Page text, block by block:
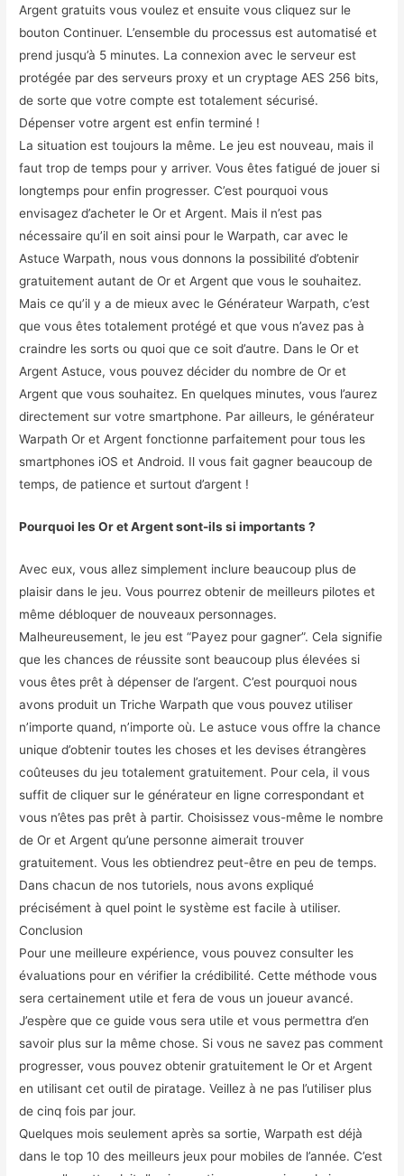
Argent gratuits vous voulez et ensuite vous cliquez sur le
bouton Continuer. L’ensemble du processus est automatisé et
prend jusqu’à 5 minutes. La connexion avec le serveur est
protégée par des serveurs proxy et un cryptage AES 256 bits,
de sorte que votre compte est totalement sécurisé.
Dépenser votre argent est enfin terminé !
La situation est toujours la même. Le jeu est nouveau, mais il
faut trop de temps pour y arriver. Vous êtes fatigué de jouer si
longtemps pour enfin progresser. C’est pourquoi vous
envisagez d’acheter le Or et Argent. Mais il n’est pas
nécessaire qu’il en soit ainsi pour le Warpath, car avec le
Astuce Warpath, nous vous donnons la possibilité d’obtenir
gratuitement autant de Or et Argent que vous le souhaitez.
Mais ce qu’il y a de mieux avec le Générateur Warpath, c’est
que vous êtes totalement protégé et que vous n’avez pas à
craindre les sorts ou quoi que ce soit d’autre. Dans le Or et
Argent Astuce, vous pouvez décider du nombre de Or et
Argent que vous souhaitez. En quelques minutes, vous l’aurez
directement sur votre smartphone. Par ailleurs, le générateur
Warpath Or et Argent fonctionne parfaitement pour tous les
smartphones iOS et Android. Il vous fait gagner beaucoup de
temps, de patience et surtout d’argent !
Pourquoi les Or et Argent sont-ils si importants ?
Avec eux, vous allez simplement inclure beaucoup plus de
plaisir dans le jeu. Vous pourrez obtenir de meilleurs pilotes et
même débloquer de nouveaux personnages.
Malheureusement, le jeu est “Payez pour gagner”. Cela signifie
que les chances de réussite sont beaucoup plus élevées si
vous êtes prêt à dépenser de l’argent. C’est pourquoi nous
avons produit un Triche Warpath que vous pouvez utiliser
n’importe quand, n’importe où. Le astuce vous offre la chance
unique d’obtenir toutes les choses et les devises étrangères
coûteuses du jeu totalement gratuitement. Pour cela, il vous
suffit de cliquer sur le générateur en ligne correspondant et
vous n’êtes pas prêt à partir. Choisissez vous-même le nombre
de Or et Argent qu’une personne aimerait trouver
gratuitement. Vous les obtiendrez peut-être en peu de temps.
Dans chacun de nos tutoriels, nous avons expliqué
précisément à quel point le système est facile à utiliser.
Conclusion
Pour une meilleure expérience, vous pouvez consulter les
évaluations pour en vérifier la crédibilité. Cette méthode vous
sera certainement utile et fera de vous un joueur avancé.
J’espère que ce guide vous sera utile et vous permettra d’en
savoir plus sur la même chose. Si vous ne savez pas comment
progresser, vous pouvez obtenir gratuitement le Or et Argent
en utilisant cet outil de piratage. Veillez à ne pas l’utiliser plus
de cinq fois par jour.
Quelques mois seulement après sa sortie, Warpath est déjà
dans le top 10 des meilleurs jeux pour mobiles de l’année. C’est